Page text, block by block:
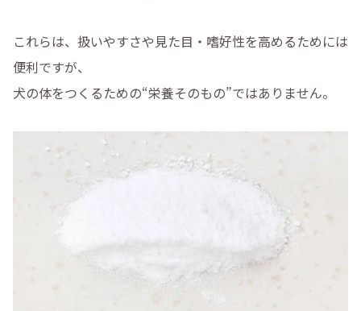
これらは、扱いやすさや見た目・嗜好性を高めるためには
便利ですが、
犬の体をつくるための“栄養そのもの”ではありません。